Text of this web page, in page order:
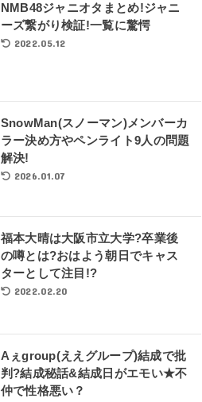
NMB48ジャニオタまとめ!ジャニ
ーズ繋がり検証!一覧に驚愕
2022.05.12
SnowMan(スノーマン)メンバーカ
ラー決め方やペンライト9人の問題
解決!
2026.01.07
福本大晴は大阪市立大学?卒業後
の噂とは?おはよう朝日でキャス
ターとして注目!?
2022.02.20
Aぇgroup(ええグループ)結成で批
判?結成秘話&結成日がエモい★不
仲で性格悪い？